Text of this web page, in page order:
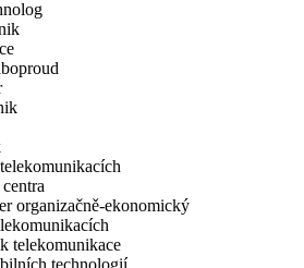
organizačně-ekonomický
telekomunikace